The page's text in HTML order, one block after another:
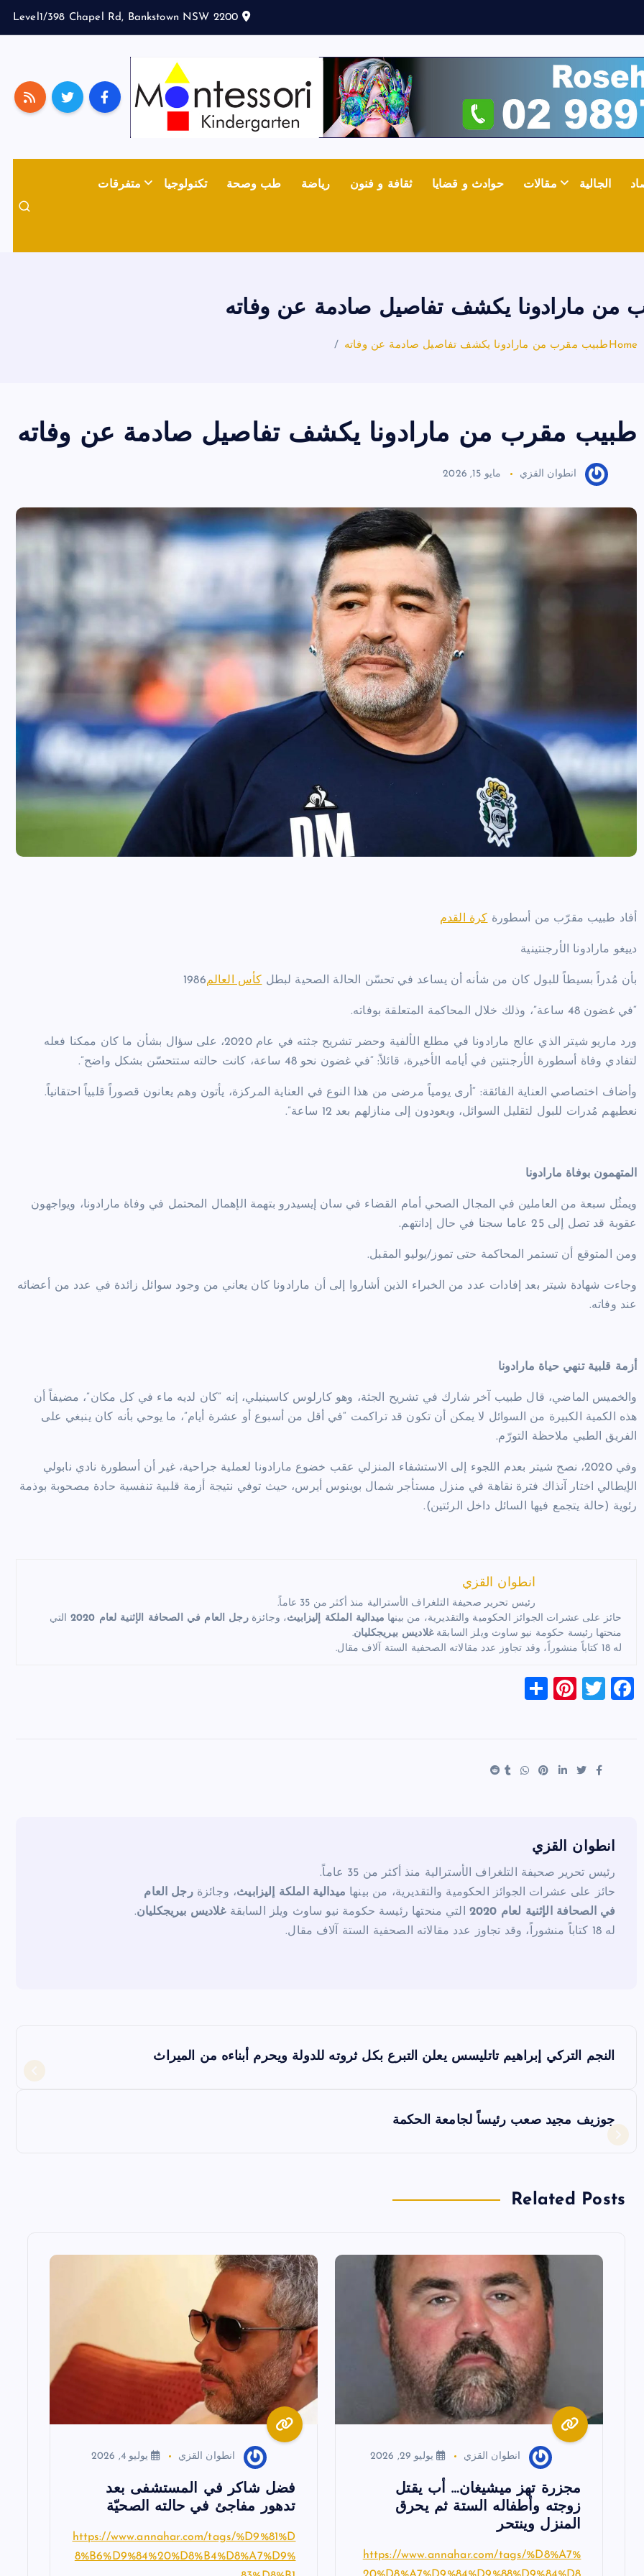
Level1/398 Chapel Rd, Bankstown NSW 2200
الجالية مقالات حوادث و قضايا ثقافة و فنون رياضة طب وصحة تكنولوجيا متفرقات
من مارادونا يكشف تفاصيل صادمة عن وفاته
Home طبيب مقرب من مارادونا يكشف تفاصيل صادمة عن وفاته
طبيب مقرب من مارادونا يكشف تفاصيل صادمة عن وفاته
انطوان القزي مايو 15, 2026
أفاد طبيب مقرّب من أسطورة كرة القدم
دييغو مارادونا الأرجنتينية
بأن مُدراً بسيطاً للبول كان من شأنه أن يساعد في تحسّن الحالة الصحية لبطل كأس العالم1986
“في غضون 48 ساعة”، وذلك خلال المحاكمة المتعلقة بوفاته.
ورد ماريو شيتر الذي عالج مارادونا في مطلع الألفية وحضر تشريح جثته في عام 2020، على سؤال بشأن ما كان ممكنا فعله
لتفادي وفاة أسطورة الأرجنتين في أيامه الأخيرة، قائلاً: “في غضون نحو 48 ساعة، كانت حالته ستتحسّن بشكل واضح”.
وأضاف اختصاصي العناية الفائقة: “أرى يومياً مرضى من هذا النوع في العناية المركزة، يأتون وهم يعانون قصوراً قلبياً احتقانياً.
نعطيهم مُدرات للبول لتقليل السوائل، ويعودون إلى منازلهم بعد 12 ساعة”.
المتهمون بوفاة مارادونا
ويمثُل سبعة من العاملين في المجال الصحي أمام القضاء في سان إيسيدرو بتهمة الإهمال المحتمل في وفاة مارادونا، ويواجهون
عقوبة قد تصل إلى 25 عاما سجنا في حال إدانتهم.
ومن المتوقع أن تستمر المحاكمة حتى تموز/يوليو المقبل.
وجاءت شهادة شيتر بعد إفادات عدد من الخبراء الذين أشاروا إلى أن مارادونا كان يعاني من وجود سوائل زائدة في عدد من أعضائه
عند وفاته.
أزمة قلبية تنهي حياة مارادونا
والخميس الماضي، قال طبيب آخر شارك في تشريح الجثة، وهو كارلوس كاسينيلي، إنه “كان لديه ماء في كل مكان”، مضيفاً أن
هذه الكمية الكبيرة من السوائل لا يمكن أن تكون قد تراكمت “في أقل من أسبوع أو عشرة أيام”، ما يوحي بأنه كان ينبغي على
الفريق الطبي ملاحظة التورّم.
وفي 2020، نصح شيتر بعدم اللجوء إلى الاستشفاء المنزلي عقب خضوع مارادونا لعملية جراحية، غير أن أسطورة نادي نابولي
الإيطالي اختار آنذاك فترة نقاهة في منزل مستأجر شمال بوينوس أيرس، حيث توفي نتيجة أزمة قلبية تنفسية حادة مصحوبة بوذمة
رئوية (حالة يتجمع فيها السائل داخل الرئتين).
انطوان القزي
رئيس تحرير صحيفة التلغراف الأسترالية منذ أكثر من 35 عاماً.
حائز على عشرات الجوائز الحكومية والتقديرية، من بينها ميدالية الملكة إليزابيث، وجائزةرجل العام في الصحافة الإثنية لعام 2020
التي
منحتها رئيسة حكومة نيو ساوث ويلز السابقةغلاديس بيريجكليان.
له 18 كتاباً منشوراً، وقد تجاوز عدد مقالاته الصحفية الستة آلاف مقال.
F
b
k
T
Pi
t
انطوان القزي
رئيس تحرير صحيفة التلغراف الأسترالية منذ أكثر من 35 عاماً.
حائز على عشرات الجوائز الحكومية والتقديرية، من بينها ميدالية الملكة إليزابيث، وجائزةرجل العام
في الصحافة الإثنية لعام 2020
التي منحتها رئيسة حكومة نيو ساوث ويلز السابقةغلاديس بيريجكليان.
له 18 كتاباً منشوراً، وقد تجاوز عدد مقالاته الصحفية الستة آلاف مقال.
فّ
النجم التركي إبراهيم تاتليسس يعلن التبرع بكل ثروته للدولة ويحرم أبناءه من الميراث
جوزيف مجيد صعب رئيساً لجامعة الحكمة
Related Posts
انطوان القزي يوليو 29, 2026
مجزرة تهز ميشيغان… أب يقتل
زوجته وأطفاله الستة ثم يحرق
المنزل وينتحر
https://www.annahar.com/tags/%D8%A7%
انطوان القزي يوليو 4, 2026
فضل شاكر في المستشفى بعد
تدهور مفاجئ في حالته الصحيّة
https://www.annahar.com/tags/%D9%81%D
8%B6%D9%84%20%D8%B4%D8%A7%D9%